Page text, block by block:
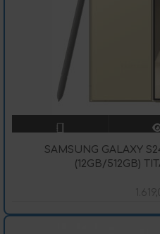
SAMSUNG GALAXY
(12GB/512GB)